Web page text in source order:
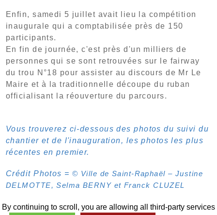
Enfin, samedi 5 juillet avait lieu la compétition
inaugurale qui a comptabilisée près de 150
participants.
En fin de journée, c'est près d'un milliers de
personnes qui se sont retrouvées sur le fairway
du trou N°18 pour assister au discours de Mr Le
Maire et à la traditionnelle découpe du ruban
officialisant la réouverture du parcours.
Vous trouverez ci-dessous des photos du suivi du
chantier et de l'inauguration, les photos les plus
récentes en premier.
Crédit Photos =© Ville de Saint-Raphaël – Justine
DELMOTTE, Selma BERNY et Franck CLUZEL
By continuing to scroll, you are allowing all third-party services